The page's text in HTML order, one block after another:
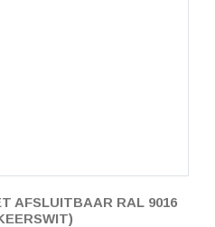
AFSLUITBAAR RAL 9016